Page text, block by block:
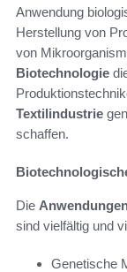
Anwendung
Herstellung von
von
Biotechnologie
Textilindustrie
schaffen.
Die
sind vielfältig und
Genetische